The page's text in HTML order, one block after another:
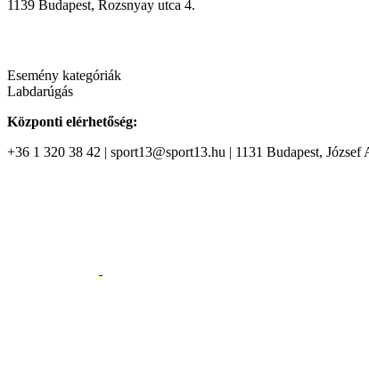
1139 Budapest, Rozsnyay utca 4.
Esemény kategóriák
Labdarúgás
Központi elérhetőség:
+36 1 320 38 42 | sport13@sport13.hu | 1131 Budapest, József